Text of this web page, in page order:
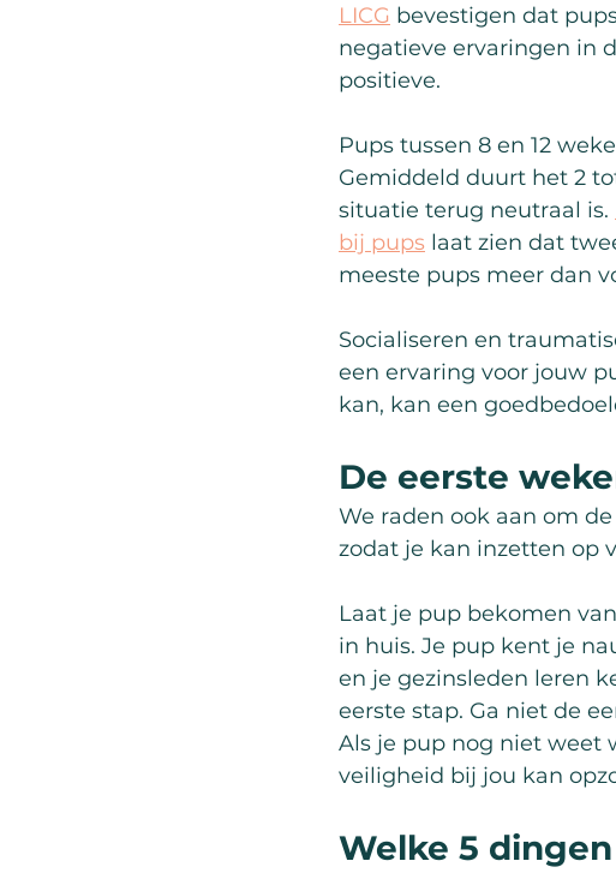
LICG bevestigen dat
negatieve ervaringen in
positieve.
Pups tussen 8 en 12
Gemiddeld duurt het 2
situatie terug neutraal is.
bij pups laat zien dat
meeste pups meer dan
Socialiseren en
een ervaring voor jouw
kan, kan een
De eerste
We raden ook aan om
zodat je kan inzetten op
Laat je pup bekomen
in huis. Je pup kent je
en je gezinsleden leren
eerste stap. Ga niet de
Als je pup nog niet weet
veiligheid bij jou kan
Welke 5